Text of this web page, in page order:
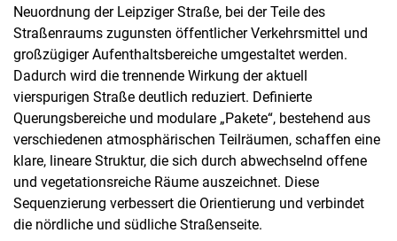
Neuordnung der Leipziger Straße, bei der Teile des
Straßenraums zugunsten öffentlicher Verkehrsmittel und
großzügiger Aufenthaltsbereiche umgestaltet werden.
Dadurch wird die trennende Wirkung der aktuell
vierspurigen Straße deutlich reduziert. Definierte
Querungsbereiche und modulare „Pakete“, bestehend aus
verschiedenen atmosphärischen Teilräumen, schaffen eine
klare, lineare Struktur, die sich durch abwechselnd offene
und vegetationsreiche Räume auszeichnet. Diese
Sequenzierung verbessert die Orientierung und verbindet
die nördliche und südliche Straßenseite.